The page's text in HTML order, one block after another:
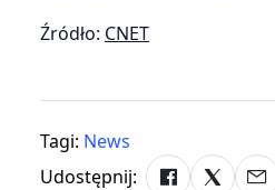
Źródło: CNET
Tagi: News
Udostępnij: